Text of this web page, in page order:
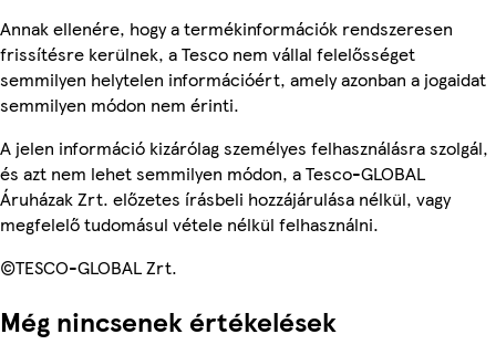
Annak ellenére, hogy a termékinformációk rendszeresen
frissítésre kerülnek, a Tesco nem vállal felelősséget
semmilyen helytelen információért, amely azonban a jogaidat
semmilyen módon nem érinti.
A jelen információ kizárólag személyes felhasználásra szolgál,
és azt nem lehet semmilyen módon, a Tesco-GLOBAL
Áruházak Zrt. előzetes írásbeli hozzájárulása nélkül, vagy
megfelelő tudomásul vétele nélkül felhasználni.
©TESCO-GLOBAL Zrt.
Még nincsenek értékelések